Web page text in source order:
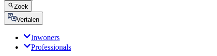
Zoek
Vertalen
Inwoners
Professionals